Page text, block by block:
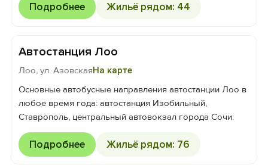
Подробнее Жильё рядом: 44
Автостанция Лоо
Лоо, ул. АзовскаяНа карте
Основные автобусные направления автостанции Лоо в
любое время года: автостанция Изобильный,
Ставрополь, центральный автовокзал города Сочи.
Подробнее Жильё рядом: 76